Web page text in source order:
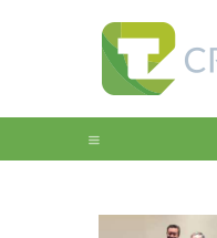
Home
Educación